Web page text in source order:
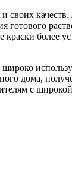
дома,
с